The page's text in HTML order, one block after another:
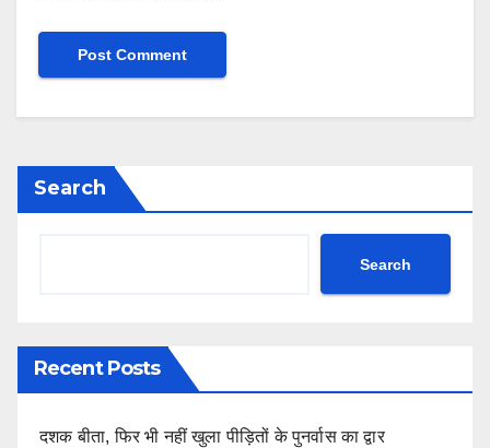
Search
Search
Recent Posts
दशक बीता, फिर भी नहीं खुला पीड़ितों के पुनर्वास का द्वार